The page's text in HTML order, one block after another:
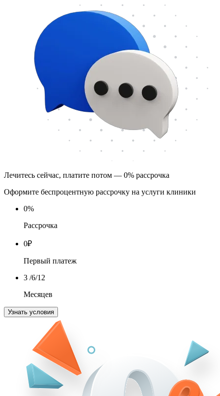
Лечитесь сейчас, платите потом — 0% рассрочка
Оформите беспроцентную рассрочку на услуги клиники
0%
Рассрочка
0₽
Первый платеж
3 /6/12
Месяцев
Узнать условия